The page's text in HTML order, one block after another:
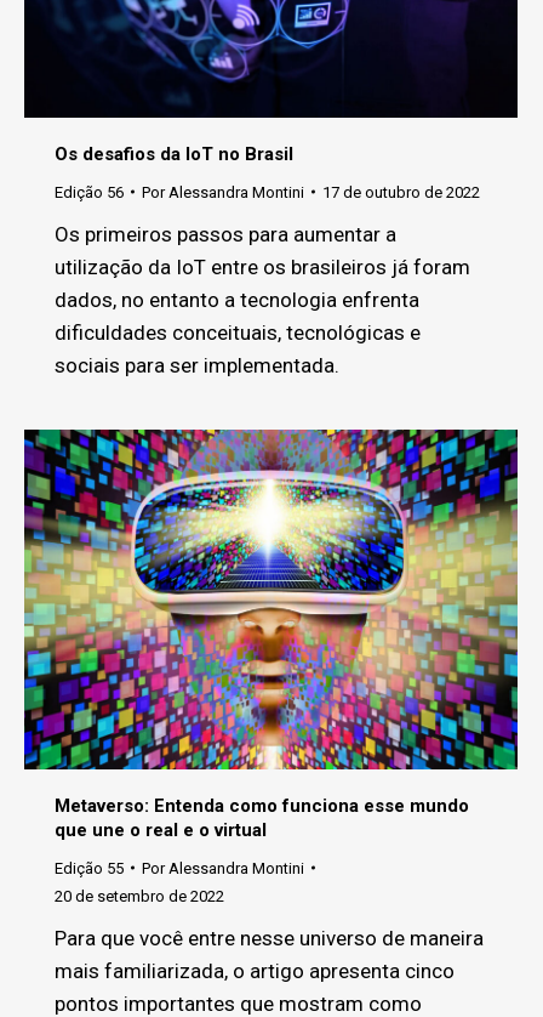
Os desafios da IoT no Brasil
Edição 56 Por Alessandra Montini 17 de outubro de 2022
Os primeiros passos para aumentar a
utilização da IoT entre os brasileiros já foram
dados, no entanto a tecnologia enfrenta
dificuldades conceituais, tecnológicas e
sociais para ser implementada.
Metaverso: Entenda como funciona esse mundo
que une o real e o virtual
Edição 55 Por Alessandra Montini
20 de setembro de 2022
Para que você entre nesse universo de maneira
mais familiarizada, o artigo apresenta cinco
pontos importantes que mostram como